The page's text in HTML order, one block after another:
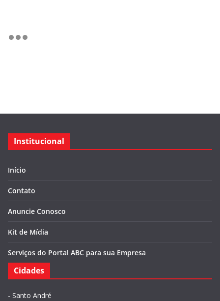
Institucional
Início
Contato
Anuncie Conosco
Kit de Mídia
Serviços do Portal ABC para sua Empresa
Cidades
- Santo André